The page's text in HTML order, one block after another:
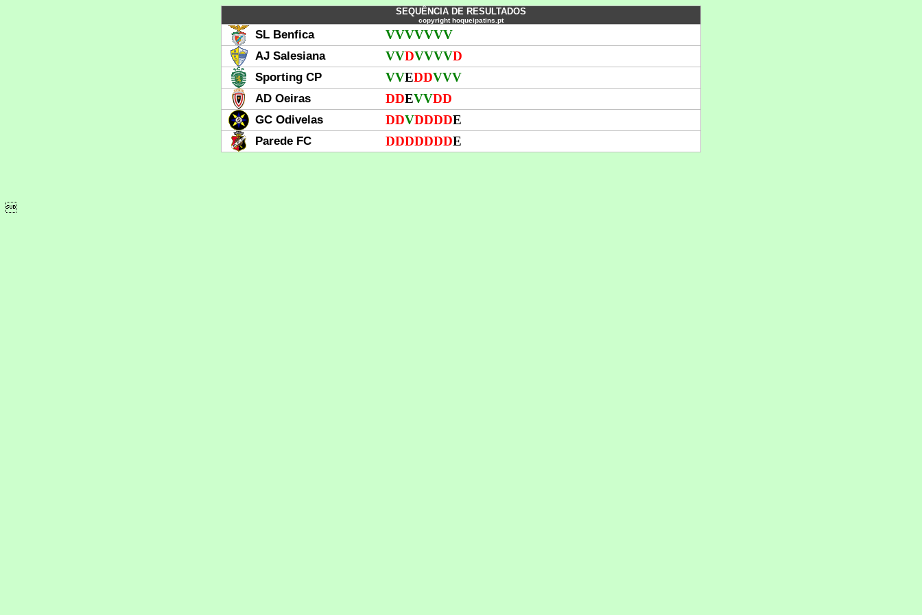
SEQUÊNCIA DE RESULTADOS
copyright hoqueipatins.pt
SL Benfica VVVVVVV
AJ Salesiana VVDVVVVD
Sporting CP VVEDDVVV
AD Oeiras DDEVVDD
GC Odivelas DDVDDDDE
Parede FC DDDDDDDE
